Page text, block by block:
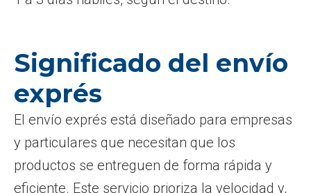
Significado del envío
exprés
El envío exprés está diseñado para empresas
y particulares que necesitan que los
productos se entreguen de forma rápida y
eficiente. Este servicio prioriza la velocidad y,